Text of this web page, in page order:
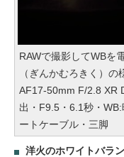
RAWで撮影してWBを
（ぎんかむろきく）
AF17-50mm F/2.8 XR
出・F9.5・6.1秒・
ートケーブル・三脚
洋火のホワイトバラ